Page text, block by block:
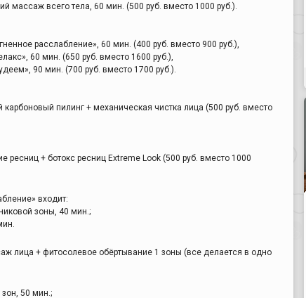
массаж всего тела, 60 мин. (500 руб. вместо 1000 руб.).
расслабление», 60 мин. (400 руб. вместо 900 руб.),
60 мин. (650 руб. вместо 1600 руб.),
90 мин. (700 руб. вместо 1700 руб.).
карбоновый пилинг + механическая чистка лица (500 руб. вместо
ресниц + ботокс ресниц Extreme Look (500 руб. вместо 1000
входит:
зоны, 40 мин.;
лица + фитосолевое обёртывание 1 зоны (все делается в одно
50 мин.;